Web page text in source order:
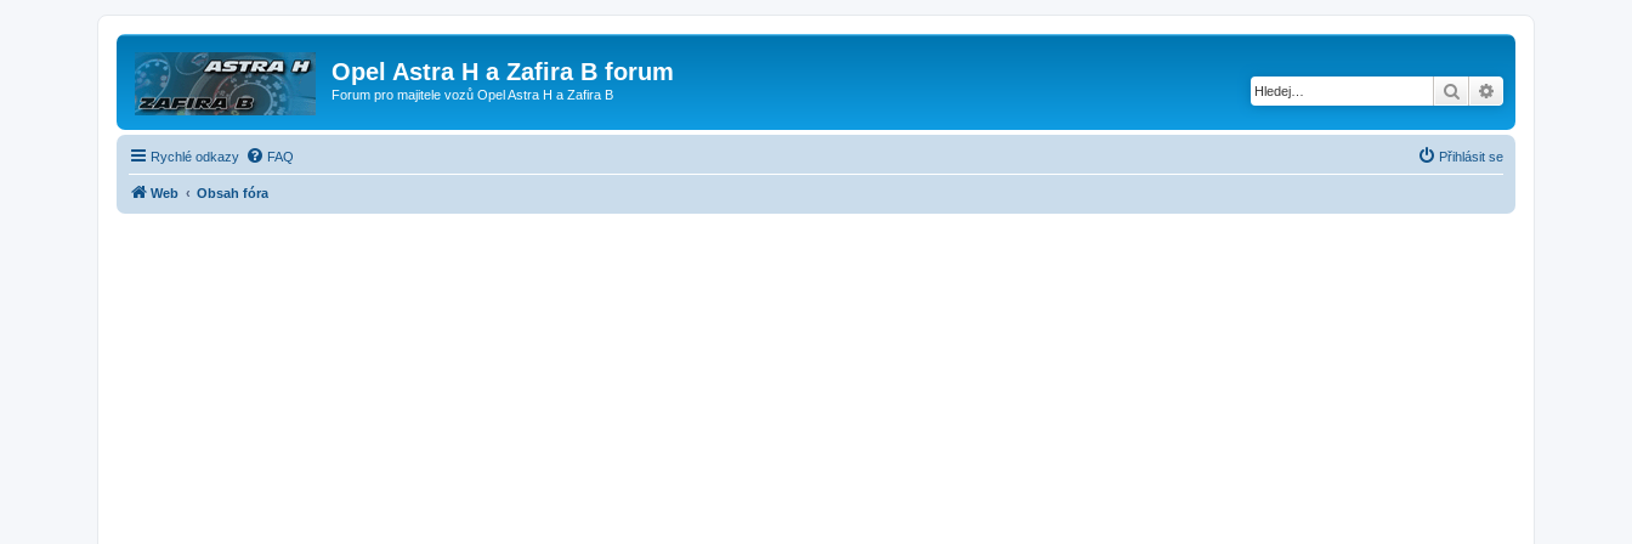
Opel Astra H a Zafira B forum
Forum pro majitele vozů Opel Astra H a Zafira B Hledat
Rychlé odkazy FAQ Přihlásit se
Web Obsah fóra